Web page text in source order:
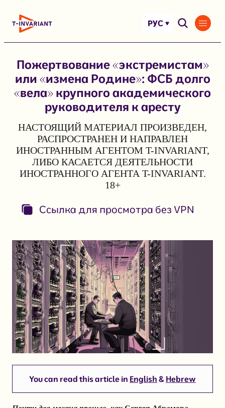
РУС
Пожертвование «экстремистам»
или «измена Родине»: ФСБ долго
«вела» крупного академического
руководителя к аресту
НАСТОЯЩИЙ МАТЕРИАЛ ПРОИЗВЕДЕН,
РАСПРОСТРАНЕН И НАПРАВЛЕН
ИНОСТРАННЫМ АГЕНТОМ T-INVARIANT,
ЛИБО КАСАЕТСЯ ДЕЯТЕЛЬНОСТИ
ИНОСТРАННОГО АГЕНТА T-INVARIANT.
18+
Ссылка для просмотра без VPN
You can read this article in English & Hebrew